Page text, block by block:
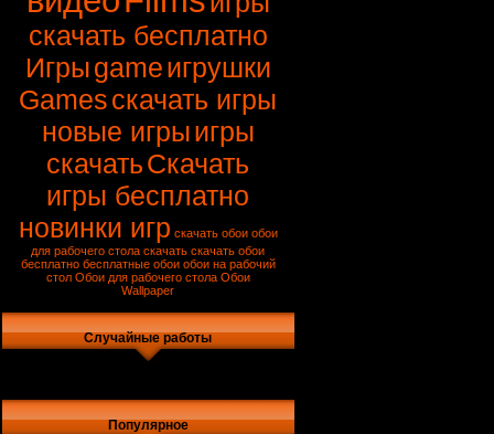
скачать бесплатно
Игрыgameигрушки
Gamesскачать игры
новые игрыигры
скачатьСкачать
игры бесплатно
новинки игр скачать обои обои
для рабочего стола скачать скачать обои
бесплатно бесплатные обои обои на рабочий
стол Обои для рабочего стола Обои
Wallpaper
Случайные работы
Популярное